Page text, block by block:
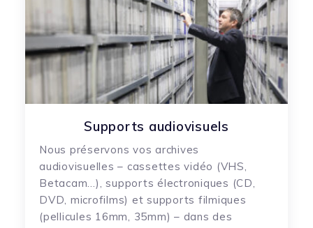
Supports audiovisuels
Nous préservons vos archives
audiovisuelles– cassettes vidéo (VHS,
Betacam …), supports électroniques (CD,
DVD, microfilms) et supports filmiques
(pellicules 16mm, 35mm) – dans des